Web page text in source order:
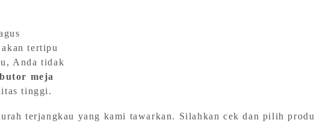
tertipu
Anda tidak
meja
tinggi.
terjangkau yang kami tawarkan. Silahkan cek dan pilih